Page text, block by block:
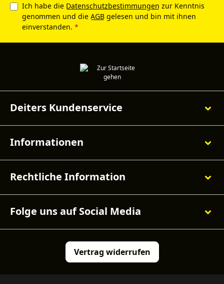
Ich habe die Datenschutzbestimmungen zur Kenntnis
genommen und die AGB gelesen und bin mit ihnen
einverstanden. *
Deiters Kundenservice
Informationen
Rechtliche Information
Folge uns auf Social Media
Vertrag widerrufen